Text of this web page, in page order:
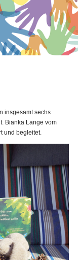
insgesamt sechs
Bianka Lange vom
und begleitet.